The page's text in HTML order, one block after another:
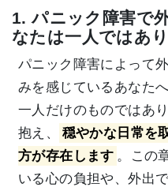
1. パニック障害で
なたは一人ではあ
パニック障害によって
みを感じているあなた
一人だけのものではあ
抱え、
穏やかな日常を
方が存在します 。この
いる心の負担や、外出